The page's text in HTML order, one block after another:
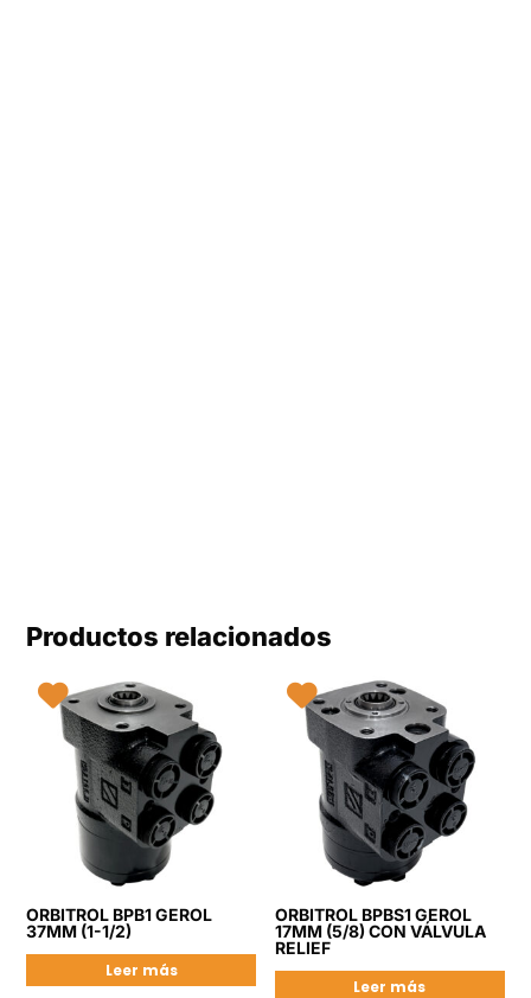
Productos relacionados
ORBITROL BPB1 GEROL
37MM (1-1/2)
Leer más
ORBITROL BPBS1 GEROL
17MM (5/8) CON VÁLVULA
RELIEF
Leer más